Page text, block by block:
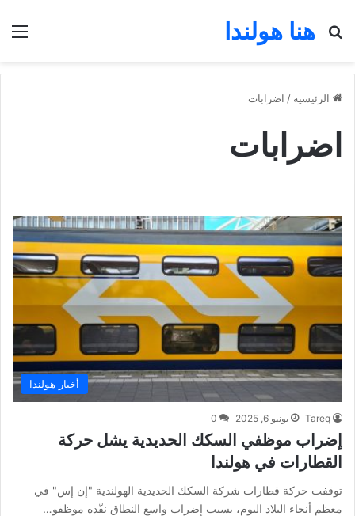
هنا هولندا
بحث عن
الرئيسية / اضرابات
اضرابات
أخبار هولندا
Tareq يونيو 6, 2025 0
إضراب موظفي السكك الحديدية يشل حركة
القطارات في هولندا
توقفت حركة قطارات شركة السكك الحديدية الهولندية "إن إس" في
معظم أنحاء البلاد اليوم، بسبب إضراب واسع النطاق نفّذه موظفو…